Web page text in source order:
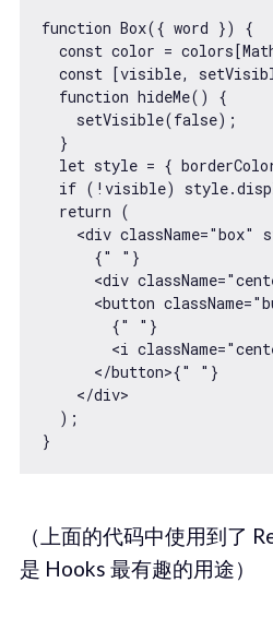
function Box({ word }) {
const color =
const [visible,
  function hideMe() {
    setVisible(false);
  }
let style = {
if (!visible)
  return (
<div className="box"
      {" "}
<div
<button
        {" "}
<i
      </button>{" "}
    </div>
  );
（上面的代码中使用到了
是 Hooks 最有趣的用途）